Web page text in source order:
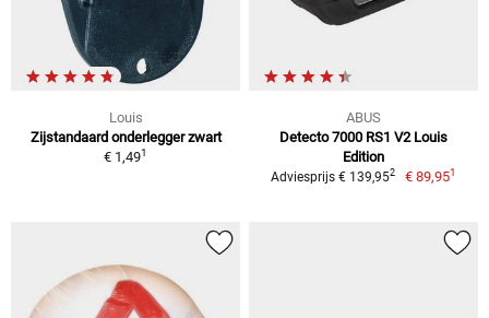
Louis
Zijstandaard onderlegger zwart
€ 1,491
ABUS
Detecto 7000 RS1 V2 Louis
Edition
Adviesprijs € 139,952 € 89,951